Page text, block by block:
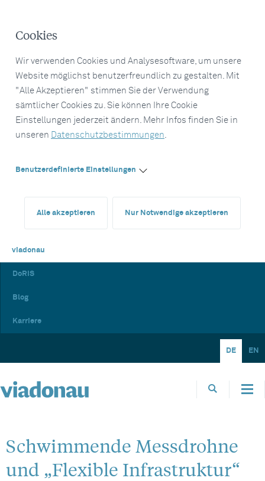
Cookies
Wir verwenden Cookies und Analysesoftware, um unsere
Website möglichst benutzerfreundlich zu gestalten. Mit
"Alle Akzeptieren" stimmen Sie der Verwendung
sämtlicher Cookies zu. Sie können Ihre Cookie
Einstellungen jederzeit ändern. Mehr Infos finden Sie in
unseren Datenschutzbestimmungen.
Benutzerdefinierte Einstellungen
Alle akzeptieren Nur Notwendige akzeptieren
viadonau
DoRIS
Blog
Karriere
DE EN
Schwimmende Messdrohne
und „Flexible Infrastruktur“